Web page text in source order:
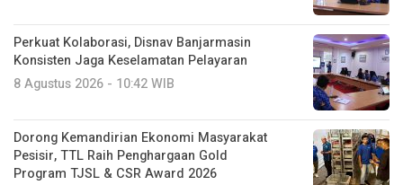
Perkuat Kolaborasi, Disnav Banjarmasin
Konsisten Jaga Keselamatan Pelayaran
8 Agustus 2026 - 10:42 WIB
Dorong Kemandirian Ekonomi Masyarakat
Pesisir, TTL Raih Penghargaan Gold
Program TJSL & CSR Award 2026